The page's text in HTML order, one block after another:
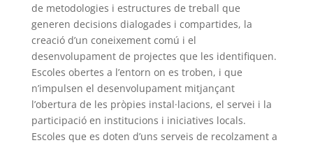
de metodologies i estructures de treball que
generen decisions dialogades i compartides, la
creació d’un coneixement comú i el
desenvolupament de projectes que les identifiquen.
Escoles obertes a l’entorn on es troben, i que
n’impulsen el desenvolupament mitjançant
l’obertura de les pròpies instal·lacions, el servei i la
participació en institucions i iniciatives locals.
Escoles que es doten d’uns serveis de recolzament a